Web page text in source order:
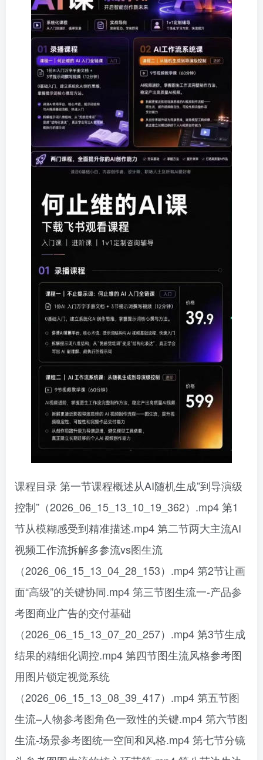
课程目录 第一节课程概述从AI随机生成”到导演级
控制”（2026_06_15_13_10_19_362）.mp4 第1
节从模糊感受到精准描述.mp4 第二节两大主流AI
视频工作流拆解多参流vs图生流
（2026_06_15_13_04_28_153）.mp4 第2节让画
面“高级”的关键协同.mp4 第三节图生流一-产品参
考图商业广告的交付基础
（2026_06_15_13_07_20_257）.mp4 第3节生成
结果的精细化调控.mp4 第四节图生流风格参考图
用图片锁定视觉系统
（2026_06_15_13_08_39_417）.mp4 第五节图
生流–人物参考图角色一致性的关键.mp4 第六节图
生流-场景参考图统一空间和风格.mp4 第七节分镜